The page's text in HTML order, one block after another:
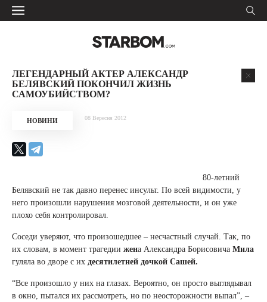
ЛЕГЕНДАРНЫЙ АКТЕР АЛЕКСАНДР
БЕЛЯВСКИЙ ПОКОНЧИЛ ЖИЗНЬ
САМОУБИЙСТВОМ?
НОВИНИ 08 Вересня 2012
80-летний
Белявский не так давно перенес инсульт. По всей видимости, у
него произошли нарушения мозговой деятельности, и он уже
плохо себя контролировал.
Соседи уверяют, что произошедшее – несчастный случай. Так, по
их словам, в момент трагедии жена Александра Борисовича Мила
гуляла во дворе с их десятилетней дочкой Сашей.
“Все произошло у них на глазах. Вероятно, он просто выглядывал
в окно, пытался их рассмотреть, но по неосторожности выпал”, –